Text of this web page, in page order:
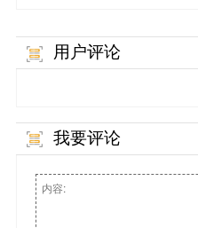
用户评论
我要评论